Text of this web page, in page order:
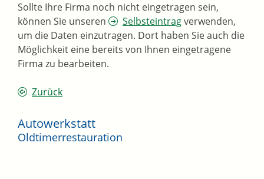
Sollte Ihre Firma noch nicht eingetragen sein,
können Sie unseren
Selbsteintragverwenden,
um die Daten einzutragen. Dort haben Sie auch die
Möglichkeit eine bereits von Ihnen eingetragene
Firma zu bearbeiten.
Zurück
Autowerkstatt
Oldtimerrestauration